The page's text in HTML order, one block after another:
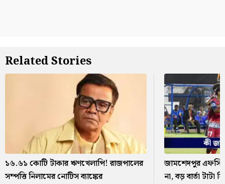
Related Stories
১৬.৬১ কোটি টাকার ঋণখেলাপি! রাজপালের
সম্পত্তি নিলামের নোটিস ব্যাঙ্কের
জামশেদপুর এফসি
না, বড় বার্তা টাটা